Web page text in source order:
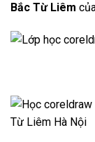
Bắc Từ Liêm